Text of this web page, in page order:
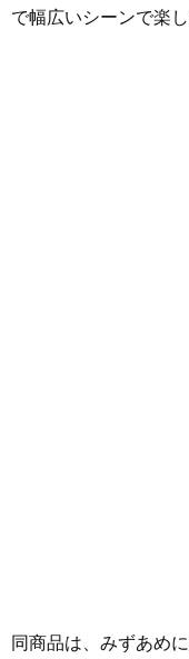
で幅広いシーンで楽
同商品は、みずあめ